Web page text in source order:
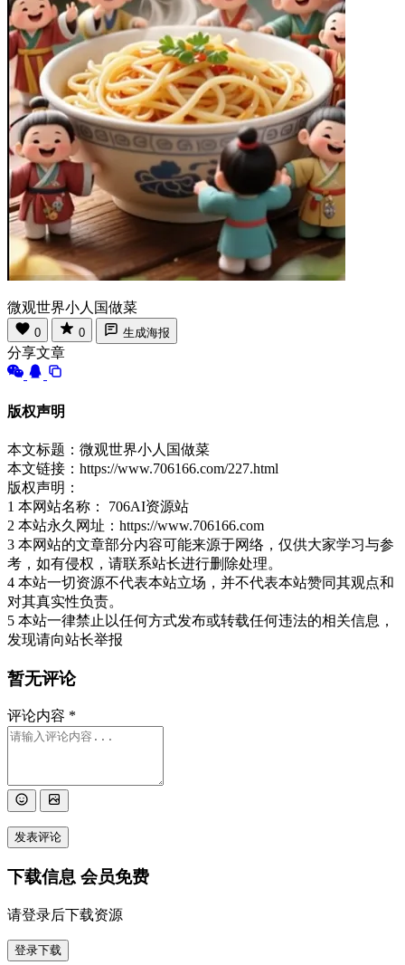
微观世界小人国做菜
0 0 生成海报
分享文章
版权声明
本文标题：微观世界小人国做菜
本文链接：https://www.706166.com/227.html
版权声明：
1 本网站名称： 706AI资源站
2 本站永久网址：https://www.706166.com
3 本网站的文章部分内容可能来源于网络，仅供大家学习与参
考，如有侵权，请联系站长进行删除处理。
4 本站一切资源不代表本站立场，并不代表本站赞同其观点和
对其真实性负责。
5 本站一律禁止以任何方式发布或转载任何违法的相关信息，
发现请向站长举报
暂无评论
评论内容 *
发表评论
下载信息 会员免费
请登录后下载资源
登录下载